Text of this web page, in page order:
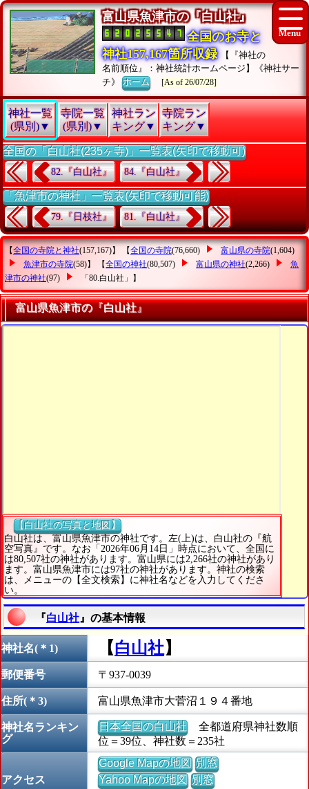
富山県魚津市の『白山社』
全国のお寺と
神社157,167箇所収録
【『神社の
名前順位』：神社統計ホームページ】《神社サー
チ》ホーム [As of 26/07/28]
神社一覧
(県別)▼
寺院一覧
(県別)▼
神社ラン
キング▼
寺院ラン
キング▼
全国の「白山社(235ヶ寺)」一覧表(矢印で移動可)
82.『白山社』 84.『白山社』
「魚津市の神社」一覧表(矢印で移動可能)
79.『日枝社』 81.『白山社』
【全国の寺院と神社(157,167)】 【全国の寺院(76,660) 富山県の寺院(1,604)
魚津市の寺院(58)】 【全国の神社(80,507) 富山県の神社(2,266)
魚
津市の神社(97) 「80.白山社」 】
富山県魚津市の『白山社』
【白山社の写真と地図】
白山社は、富山県魚津市の神社です。左(上)は、白山社の『航
空写真』です。なお「2026年06月14日」時点において、全国に
は80,507社の神社があります。富山県には2,266社の神社があり
ます。富山県魚津市には97社の神社があります。神社の検索
は、メニューの【全文検索】に神社名などを入力してくださ
い。
『白山社 』の基本情報
神社名(＊1) 【白山社】
郵便番号 〒937-0039
住所(＊3) 富山県魚津市大菅沼１９４番地
神社名ランキン
グ
日本全国の白山社全都道府県神社数順
位＝39位、神社数＝235社
アクセス
Google Mapの地図 別窓
Yahoo Mapの地図 別窓